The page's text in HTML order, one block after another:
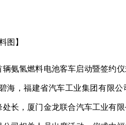
图】
氨氢燃料电池客车启动暨签约
海，福建省汽车工业集团有限
长，厦门金龙联合汽车工业有